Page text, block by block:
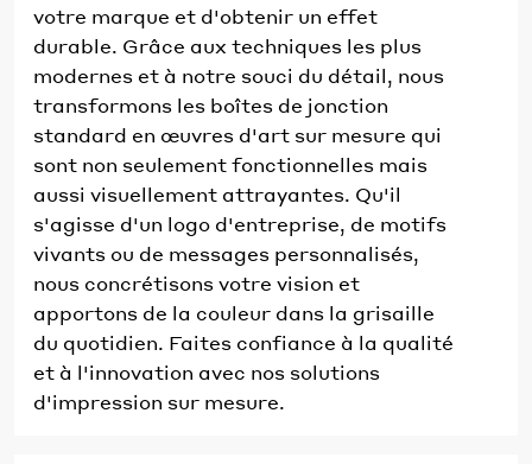
votre marque et d'obtenir un effet
durable. Grâce aux techniques les plus
modernes et à notre souci du détail, nous
transformons les boîtes de jonction
standard en œuvres d'art sur mesure qui
sont non seulement fonctionnelles mais
aussi visuellement attrayantes. Qu'il
s'agisse d'un logo d'entreprise, de motifs
vivants ou de messages personnalisés,
nous concrétisons votre vision et
apportons de la couleur dans la grisaille
du quotidien. Faites confiance à la qualité
et à l'innovation avec nos solutions
d'impression sur mesure.